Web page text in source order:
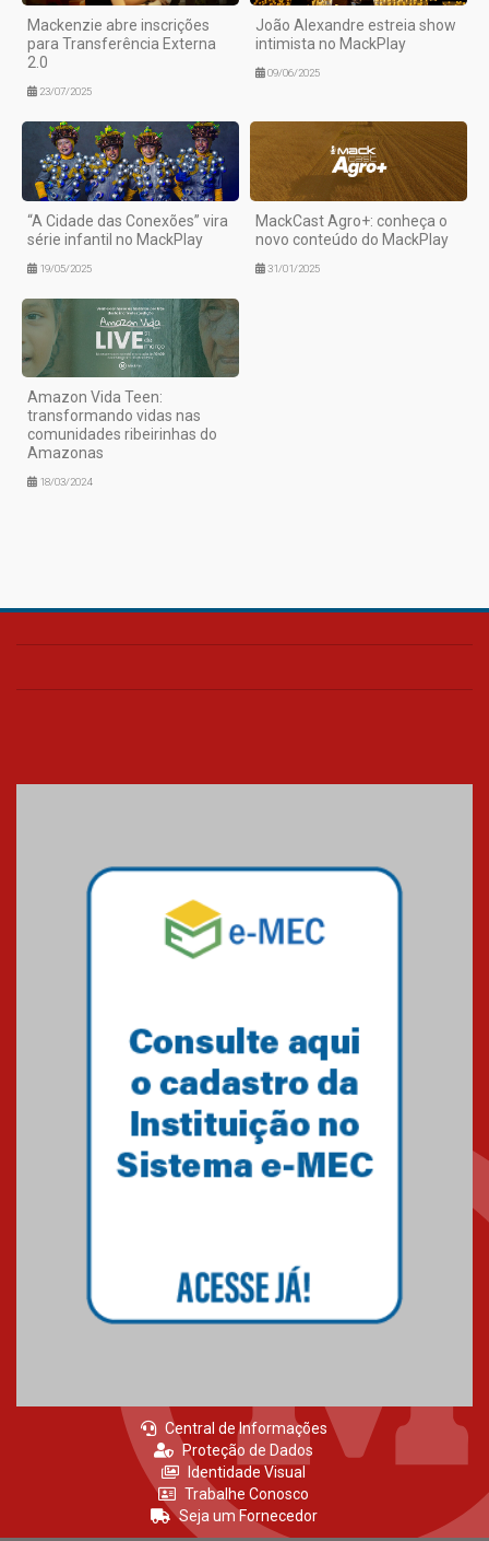
Mackenzie abre inscrições
para Transferência Externa
2.0
23/07/2025
João Alexandre estreia show
intimista no MackPlay
09/06/2025
“A Cidade das Conexões” vira
série infantil no MackPlay
19/05/2025
MackCast Agro+: conheça o
novo conteúdo do MackPlay
31/01/2025
Amazon Vida Teen:
transformando vidas nas
comunidades ribeirinhas do
Amazonas
18/03/2024
Central de Informações
Proteção de Dados
Identidade Visual
Trabalhe Conosco
Seja um Fornecedor